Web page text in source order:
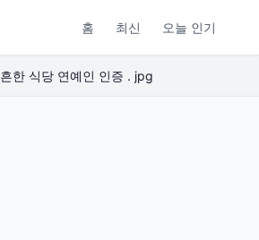
홈 최신 오늘 인기
흔한 식당 연예인 인증 . jpg